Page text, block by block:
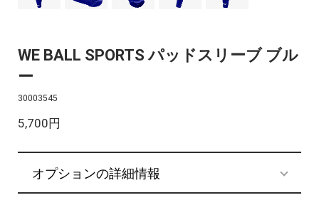
WE BALL SPORTS パッドスリーブ ブル
ー
30003545
5,700円
オプションの詳細情報